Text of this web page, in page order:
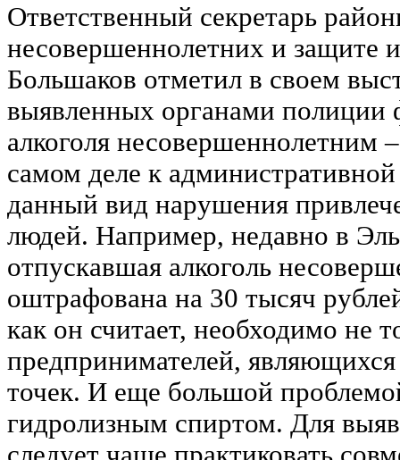
Ответственный секретарь
несовершеннолетних и защите
Большаков отметил в своем
выявленных органами полиции
алкоголя несовершеннолетним
самом деле к административной
данный вид нарушения
людей. Например, недавно в
отпускавшая алкоголь
оштрафована на 30 тысяч
как он считает, необходимо не
предпринимателей,
точек. И еще большой
гидролизным спиртом. Для